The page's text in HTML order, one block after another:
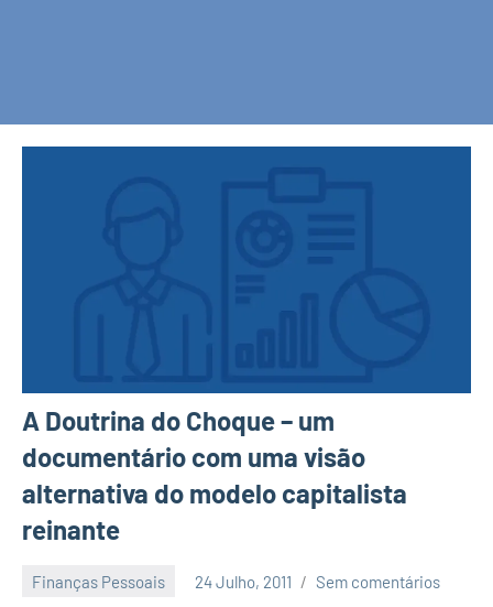
A Doutrina do Choque – um
documentário com uma visão
alternativa do modelo capitalista
reinante
Finanças Pessoais 24 Julho, 2011
Economia
Sem comentários